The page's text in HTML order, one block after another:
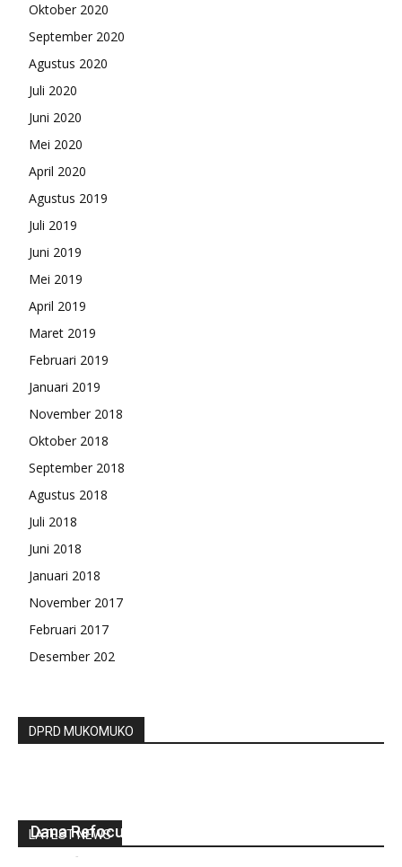
Oktober 2020
September 2020
Agustus 2020
Juli 2020
Juni 2020
Mei 2020
April 2020
Agustus 2019
Juli 2019
Juni 2019
Mei 2019
April 2019
Maret 2019
Februari 2019
Januari 2019
November 2018
Oktober 2018
September 2018
Agustus 2018
Juli 2018
Juni 2018
Januari 2018
November 2017
Februari 2017
Desember 202
DPRD MUKOMUKO
LATEST NEWS
Dana Refocusing Di Kembalikan
-